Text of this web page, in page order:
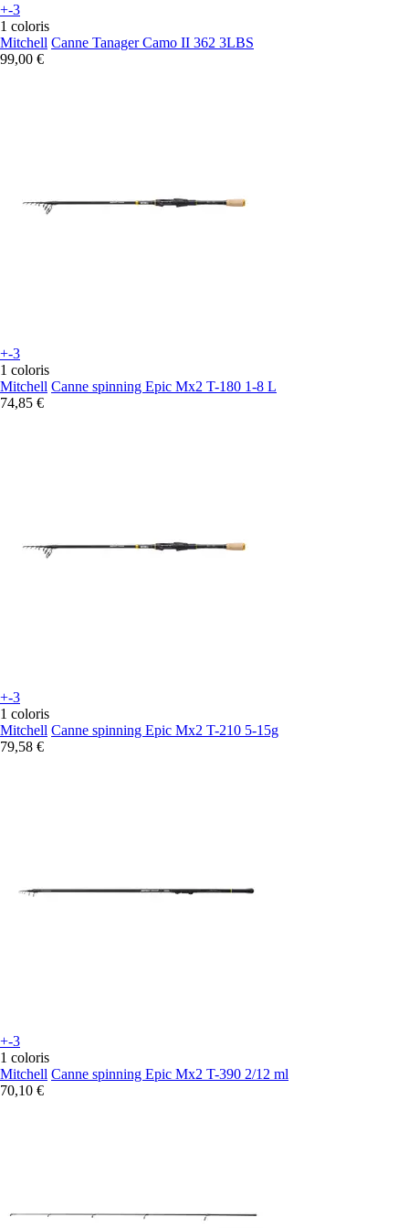
+-3
1 coloris
Mitchell Canne Tanager Camo II 362 3LBS
99,00 €
+-3
1 coloris
Mitchell Canne spinning Epic Mx2 T-180 1-8 L
74,85 €
+-3
1 coloris
Mitchell Canne spinning Epic Mx2 T-210 5-15g
79,58 €
+-3
1 coloris
Mitchell Canne spinning Epic Mx2 T-390 2/12 ml
70,10 €